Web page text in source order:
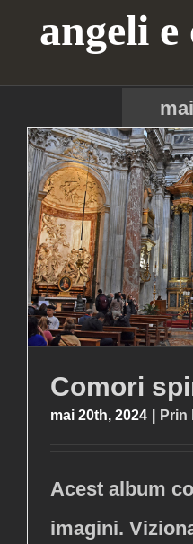
angeli
Comori
mai 20th, 2024 Prin
Acest album
imagini.